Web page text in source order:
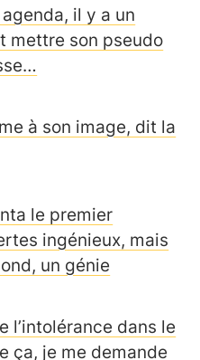
il y a un
mettre son pseudo
à son image, dit la
le premier
ingénieux, mais
un génie
l’intolérance dans le
ça, je me demande